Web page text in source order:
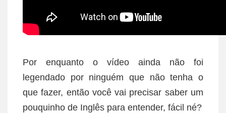
Por enquanto o vídeo ainda não foi
legendado por ninguém que não tenha o
que fazer, então você vai precisar saber um
pouquinho de Inglês para entender, fácil né?